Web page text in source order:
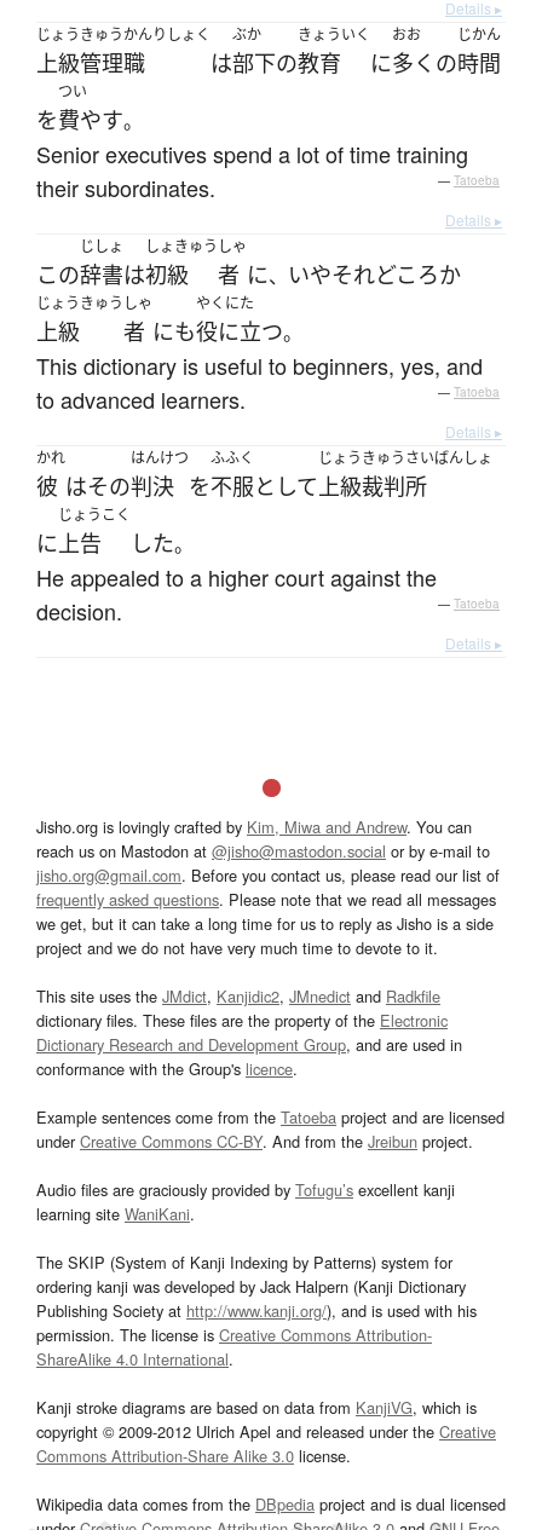
Details ▸
じょうきゅうかんりしょく
上級管理職 は
ぶか
部下の
きょういく
教育 に
おお
多く の
じかん
時間
を
つい
費やす。
Senior executives spend a lot of time training
their subordinates.
— Tatoeba
Details ▸
この
じしょ
辞書は
しょきゅう
初級
しゃ
者 に、 いやそれどころか
じょうきゅう
上級
しゃ
者 にも
やくにた
役に立つ。
This dictionary is useful to beginners, yes, and
to advanced learners.
— Tatoeba
Details ▸
かれ
彼 はその
はんけつ
判決 を
ふふく
不服として
じょうきゅうさいばんしょ
上級裁判所
に
じょうこく
上告 した。
He appealed to a higher court against the
decision.
— Tatoeba
Details ▸
Jisho.org is lovingly crafted by Kim, Miwa and Andrew. You can
reach us on Mastodon at @jisho@mastodon.social or by e-mail to
jisho.org@gmail.com. Before you contact us, please read our list of
frequently asked questions. Please note that we read all messages
we get, but it can take a long time for us to reply as Jisho is a side
project and we do not have very much time to devote to it.
This site uses the JMdict, Kanjidic2, JMnedict and Radkfile
dictionary files. These files are the property of the Electronic
Dictionary Research and Development Group, and are used in
conformance with the Group's licence.
Example sentences come from the Tatoeba project and are licensed
underCreative Commons CC-BY. And from the Jreibun project.
Audio files are graciously provided by Tofugu’s excellent kanji
learning site WaniKani.
The SKIP (System of Kanji Indexing by Patterns) system for
ordering kanji was developed by Jack Halpern (Kanji Dictionary
Publishing Society at http://www.kanji.org/), and is used with his
permission. The license is Creative Commons Attribution-
ShareAlike 4.0 International.
Kanji stroke diagrams are based on data from KanjiVG, which is
copyright © 2009-2012 Ulrich Apel and released under the Creative
Commons Attribution-Share Alike 3.0 license.
Wikipedia data comes from the DBpedia project and is dual licensed